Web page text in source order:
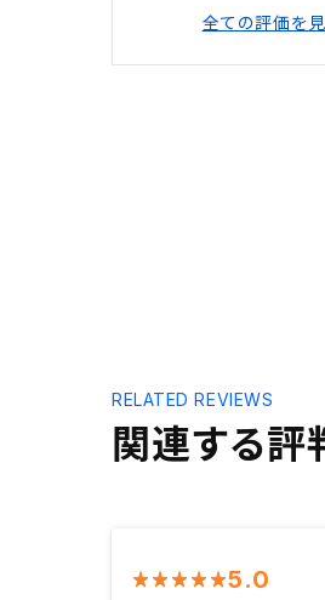
全ての評価を
関連する評
RELATED REVIEWS
5.0